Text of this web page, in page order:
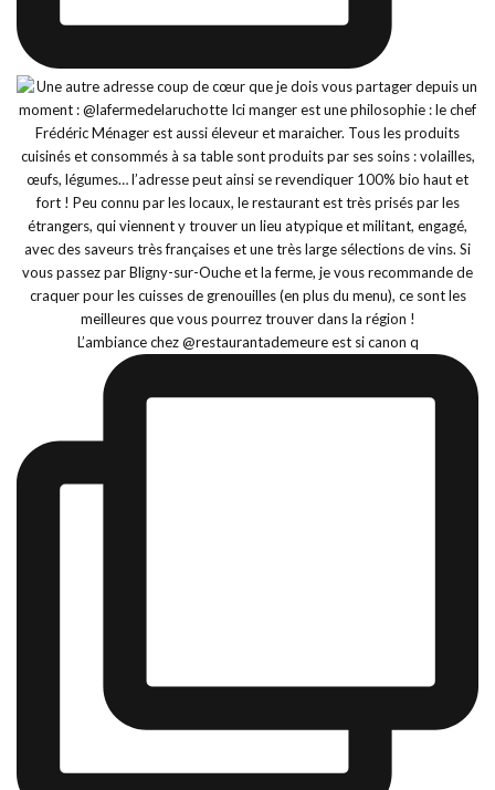
L’ambiance chez @restaurantademeure est si canon q